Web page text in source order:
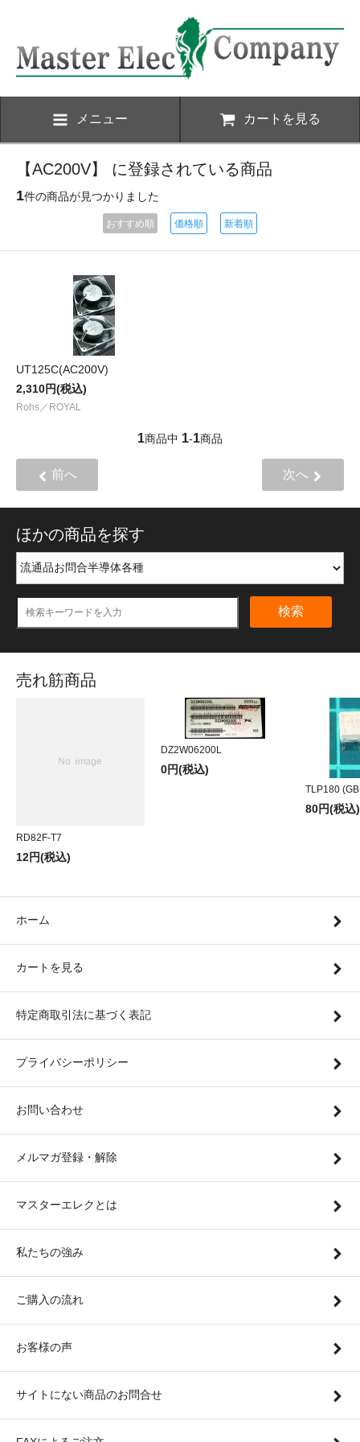
メニュー カートを見る
【AC200V】 に登録されている商品
1件の商品が見つかりました
おすすめ順 価格順 新着順
UT125C(AC200V)
2,310円(税込)
Rohs／ROYAL
1商品中 1-1商品
前へ 次へ
ほかの商品を探す
検索
売れ筋商品
RD82F-T7
12円(税込)
DZ2W06200L
0円(税込)
TLP180
80円(税込)
ホーム
カートを見る
特定商取引法に基づく表記
プライバシーポリシー
お問い合わせ
メルマガ登録・解除
マスターエレクとは
私たちの強み
ご購入の流れ
お客様の声
サイトにない商品のお問合せ